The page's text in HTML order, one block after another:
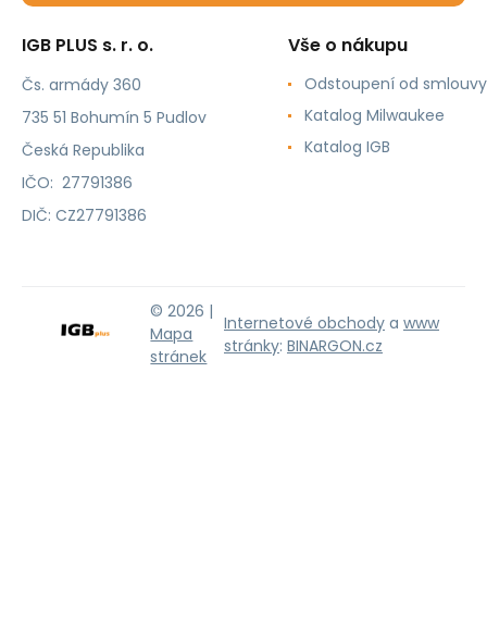
IGB PLUS s. r. o.
Čs. armády 360
735 51 Bohumín 5 Pudlov
Česká Republika
IČO: 27791386
DIČ: CZ27791386
Vše o nákupu
Odstoupení od smlouvy
Katalog Milwaukee
Katalog IGB
© 2026 |
Mapa
stránek
Internetové obchody a www
stránky: BINARGON.cz